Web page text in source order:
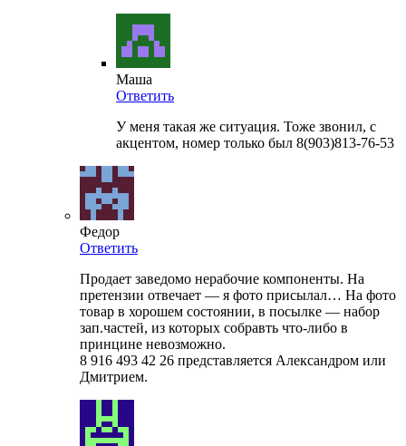
Маша
Ответить
У меня такая же ситуация. Тоже звонил, с
акцентом, номер только был 8(903)813-76-53
Федор
Ответить
Продает заведомо нерабочие компоненты. На
претензии отвечает — я фото присылал… На фото
товар в хорошем состоянии, в посылке — набор
зап.частей, из которых собравть что-либо в
принцине невозможно.
8 916 493 42 26 представляется Александром или
Дмитрием.